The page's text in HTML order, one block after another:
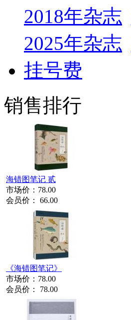
2018年杂志
2025年杂志
挂号费
销售排行
海错图笔记 贰
市场价： 78.00
会员价： 66.00
《海错图笔记》
市场价： 78.00
会员价： 78.00